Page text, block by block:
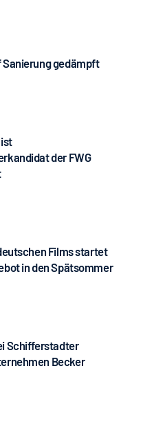
gedämpft
der FWG
Films startet
in den Spätsommer
Schifferstadter
Becker